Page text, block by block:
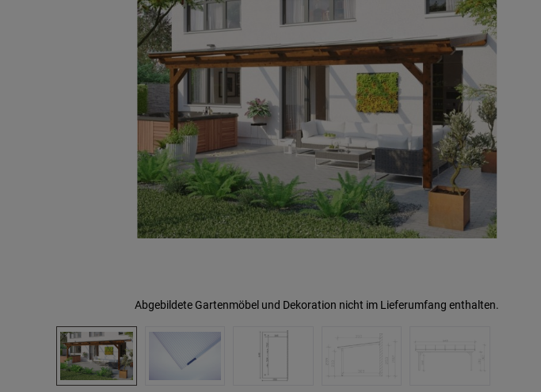
Abgebildete Gartenmöbel und Dekoration nicht im Lieferumfang enthalten.